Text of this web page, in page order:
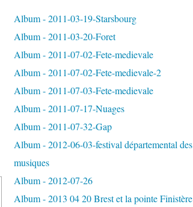
Album - 2011-03-19-Starsbourg
Album - 2011-03-20-Foret
Album - 2011-07-02-Fete-medievale
Album - 2011-07-02-Fete-medievale-2
Album - 2011-07-03-Fete-medievale
Album - 2011-07-17-Nuages
Album - 2011-07-32-Gap
Album - 2012-06-03-festival départemental des
musiques
Album - 2012-07-26
Album - 2013 04 20 Brest et la pointe Finistère